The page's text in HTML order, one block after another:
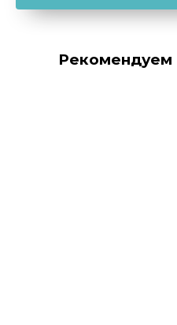
Рекомендуем